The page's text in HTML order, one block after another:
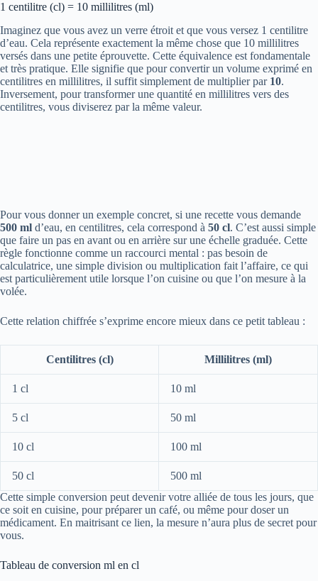
1 centilitre (cl) = 10 millilitres (ml)
Imaginez que vous avez un verre étroit et que vous versez 1 centilitre
d’eau. Cela représente exactement la même chose que 10 millilitres
versés dans une petite éprouvette. Cette équivalence est fondamentale
et très pratique. Elle signifie que pour convertir un volume exprimé en
centilitres en millilitres, il suffit simplement de multiplier par 10.
Inversement, pour transformer une quantité en millilitres vers des
centilitres, vous diviserez par la même valeur.
Pour vous donner un exemple concret, si une recette vous demande
500 ml d’eau, en centilitres, cela correspond à 50 cl. C’est aussi simple
que faire un pas en avant ou en arrière sur une échelle graduée. Cette
règle fonctionne comme un raccourci mental : pas besoin de
calculatrice, une simple division ou multiplication fait l’affaire, ce qui
est particulièrement utile lorsque l’on cuisine ou que l’on mesure à la
volée.
Cette relation chiffrée s’exprime encore mieux dans ce petit tableau :
Centilitres (cl) Millilitres (ml)
1 cl 10 ml
5 cl 50 ml
10 cl 100 ml
50 cl
500 ml
Cette simple conversion peut devenir votre alliée de tous les jours, que
ce soit en cuisine, pour préparer un café, ou même pour doser un
médicament. En maitrisant ce lien, la mesure n’aura plus de secret pour
vous.
Tableau de conversion ml en cl